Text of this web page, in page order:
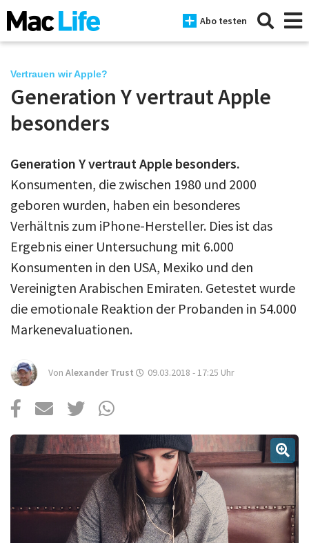
Abo testen
News
Mac
iPad
Tests
Tipps
Magazine
Über uns
Podcast
Mac Life+
Anmelden
Vertrauen wir Apple?
Generation Y vertraut Apple
besonders
Generation Y vertraut Apple besonders.
Konsumenten, die zwischen 1980 und 2000
geboren wurden, haben ein besonderes
Verhältnis zum iPhone-Hersteller. Dies ist das
Ergebnis einer Untersuchung mit 6.000
Konsumenten in den USA, Mexiko und den
Vereinigten Arabischen Emiraten. Getestet wurde
die emotionale Reaktion der Probanden in 54.000
Markenevaluationen.
Von Alexander Trust 09.03.2018 - 17:25 Uhr